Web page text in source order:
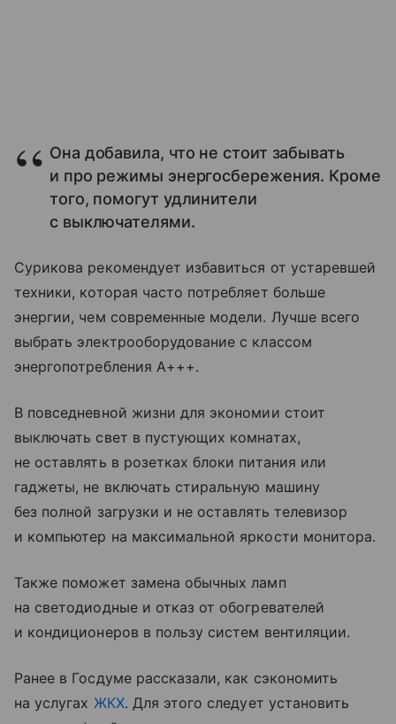
Она добавила, что не стоит забывать
и про режимы энергосбережения. Кроме
того, помогут удлинители
с выключателями.
Сурикова рекомендует избавиться от устаревшей
техники, которая часто потребляет больше
энергии, чем современные модели. Лучше всего
выбрать электрооборудование с классом
энергопотребления A+++.
В повседневной жизни для экономии стоит
выключать свет в пустующих комнатах,
не оставлять в розетках блоки питания или
гаджеты, не включать стиральную машину
без полной загрузки и не оставлять телевизор
и компьютер на максимальной яркости монитора.
Также поможет замена обычных ламп
на светодиодные и отказ от обогревателей
и кондиционеров в пользу систем вентиляции.
Ранее в Госдуме рассказали, как сэкономить
на услугах ЖКХ. Для этого следует установить